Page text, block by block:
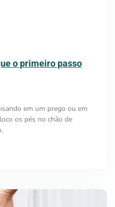
o primeiro passo
em um prego ou em
os pés no chão de